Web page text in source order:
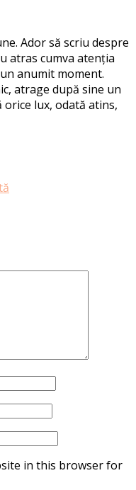
Ador să scriu despre
atras cumva atenția
anumit moment.
atrage după sine un
orice lux, odată atins,
in this browser for